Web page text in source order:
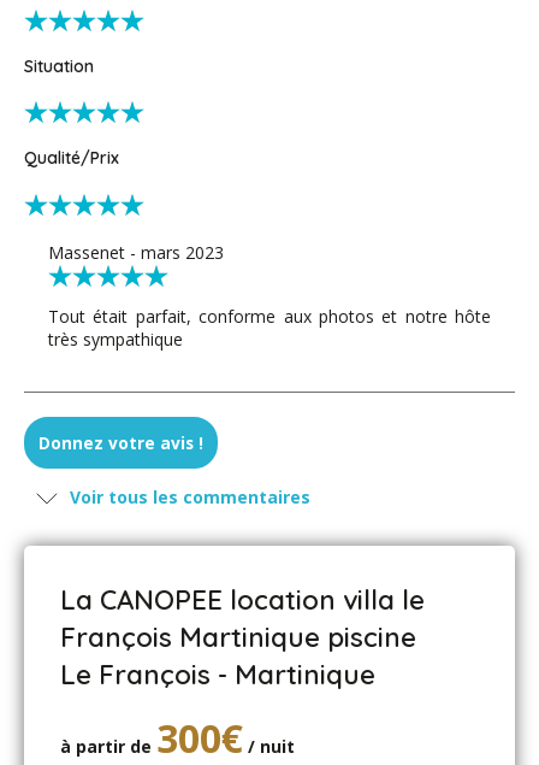
Situation
Qualité/Prix
Massenet - mars 2023
Tout était parfait, conforme aux photos et notre hôte
très sympathique
Donnez votre avis !
Voir tous les commentaires
La CANOPEE location villa le
François Martinique piscine
Le François - Martinique
à partir de 300€ / nuit